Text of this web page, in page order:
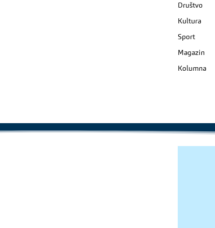
Društvo
Kultura
Sport
Magazin
Kolumna